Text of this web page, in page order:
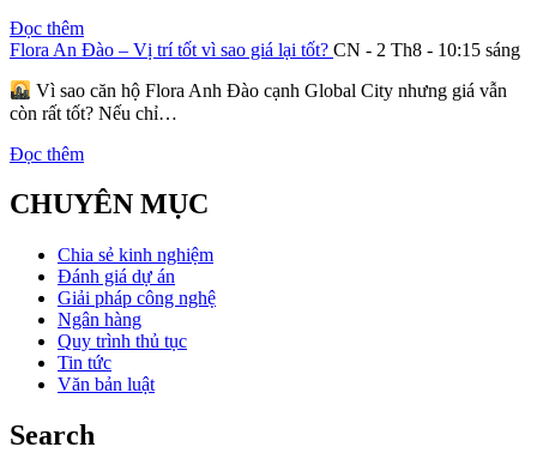
Đọc thêm
Flora An Đào – Vị trí tốt vì sao giá lại tốt? CN - 2 Th8 - 10:15 sáng
Vì sao căn hộ Flora Anh Đào cạnh Global City nhưng giá vẫn
còn rất tốt? Nếu chỉ…
Đọc thêm
CHUYÊN MỤC
Chia sẻ kinh nghiệm
Đánh giá dự án
Giải pháp công nghệ
Ngân hàng
Quy trình thủ tục
Tin tức
Văn bản luật
Search